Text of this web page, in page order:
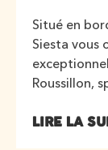
Situé en
Siesta vous
Roussillon,
LIRE LA